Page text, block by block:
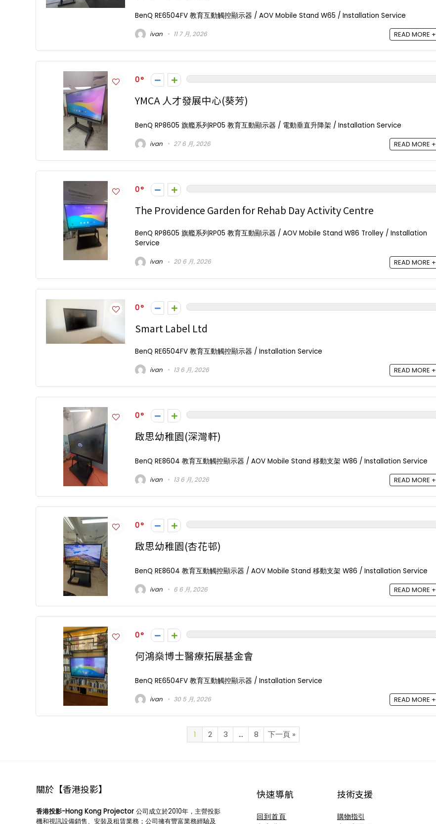
BenQ RE6504FV 教育互動觸控顯示器 / AOV Mobile Stand W65 / Installation Service
ivan 11 7 月, 2026 READ MORE +
0
YMCA 人才發展中心(葵芳)
BenQ RP8605 旗艦系列RP05 教育互動顯示器 / 電動垂直升降架 / Installation Service
ivan 27 6 月, 2026 READ MORE +
0
The Providence Garden for Rehab Day Activity Centre
BenQ RP8605 旗艦系列RP05 教育互動顯示器 / AOV Mobile Stand W86 Trolley / Installation
Service
ivan 20 6 月, 2026 READ MORE +
0
Smart Label Ltd
BenQ RE6504FV 教育互動觸控顯示器 / Installation Service
ivan 13 6 月, 2026 READ MORE +
0
啟思幼稚園(深灣軒)
BenQ RE8604 教育互動觸控顯示器 / AOV Mobile Stand 移動支架 W86 / Installation Service
ivan 13 6 月, 2026 READ MORE +
0
啟思幼稚園(杏花邨)
BenQ RE8604 教育互動觸控顯示器 / AOV Mobile Stand 移動支架 W86 / Installation Service
ivan 6 6 月, 2026 READ MORE +
0
何鴻燊博士醫療拓展基金會
BenQ RE6504FV 教育互動觸控顯示器 / Installation Service
ivan 30 5 月, 2026 READ MORE +
1 2 3 … 8 下一頁 »
$4,680.00 $4,399.00
新品上市
新品上市
關於【香港投影】
香港投影-Hong Kong Projector公司成立於2010年，主營投影
機和視訊設備銷售、安裝及租賃業務；公司擁有豐富業務經驗及
快速導航
回到首頁
技術支援​
購物指引